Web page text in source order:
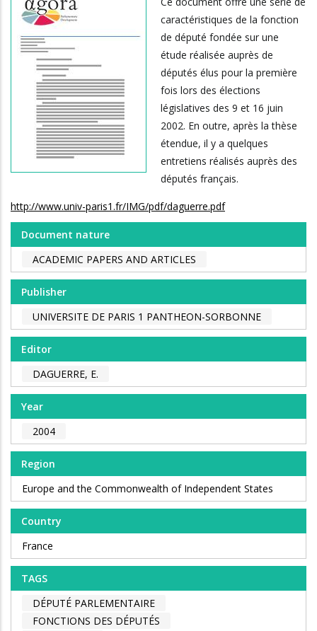
caractéristiques de la fonction
de député fondée sur une
étude réalisée auprès de
députés élus pour la première
fois lors des élections
législatives des 9 et 16 juin
2002. En outre, après la thèse
étendue, il y a quelques
entretiens réalisés auprès des
députés français.
http://www.univ-paris1.fr/IMG/pdf/daguerre.pdf
Document nature
ACADEMIC PAPERS AND ARTICLES
Publisher
UNIVERSITE DE PARIS 1 PANTHEON-SORBONNE
Editor
DAGUERRE, E.
Year
2004
Region
Europe and the Commonwealth of Independent States
Country
France
TAGS
DÉPUTÉ PARLEMENTAIRE
FONCTIONS DES DÉPUTÉS